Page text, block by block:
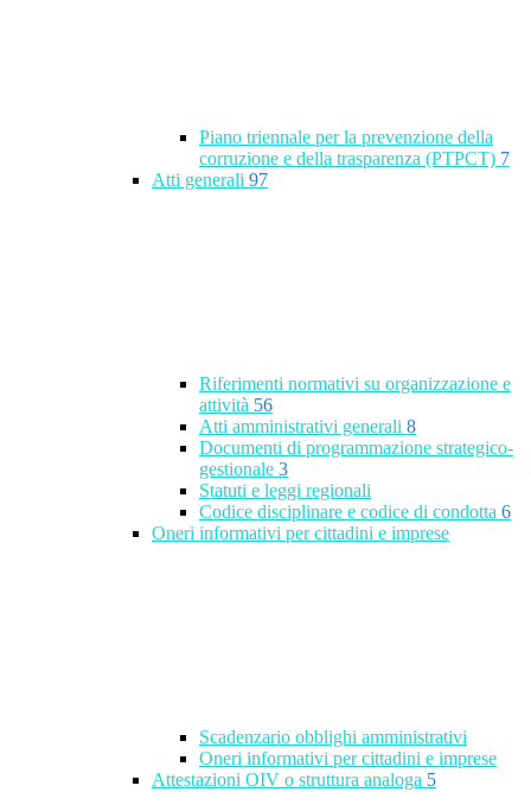
Piano triennale per la prevenzione della
corruzione e della trasparenza (PTPCT) 7
Atti generali 97
Riferimenti normativi su organizzazione e
attività 56
Atti amministrativi generali 8
Documenti di programmazione strategico-
gestionale 3
Statuti e leggi regionali
Codice disciplinare e codice di condotta 6
Oneri informativi per cittadini e imprese
Scadenzario obblighi amministrativi
Oneri informativi per cittadini e imprese
Attestazioni OIV o struttura analoga 5